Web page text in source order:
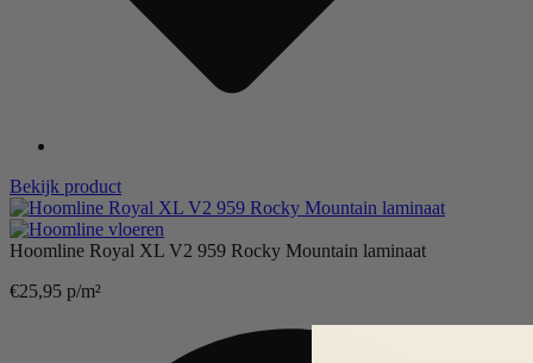
Bekijk product
Hoomline Royal XL V2 959 Rocky Mountain laminaat
€25,95 p/m²